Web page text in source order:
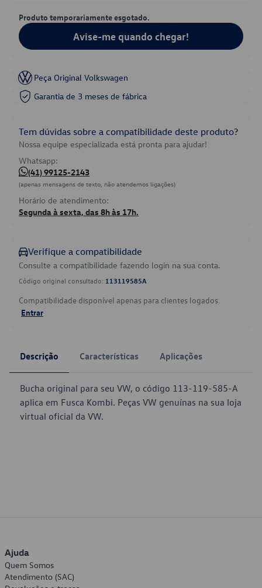
Produto temporariamente esgotado.
Avise-me quando chegar!
Peça Original Volkswagen
Garantia de 3 meses de fábrica
Tem dúvidas sobre a compatibilidade deste produto?
Nossa equipe especializada está pronta para ajudar!
Whatsapp:
(41) 99125-2143
(apenas mensagens de texto, não atendemos ligações)
Horário de atendimento:
Segunda à sexta, das 8h às 17h.
Verifique a compatibilidade
Consulte a compatibilidade fazendo login na sua conta.
Código original consultado: 113119585A
Compatibilidade disponível apenas para clientes logados.
Entrar
Descrição Características Aplicações
Bucha original para seu VW, o código 113-119-585-A
aplica em Fusca Kombi. Peças VW genuínas na sua loja
virtual oficial da VW.
Ajuda
Quem Somos
Atendimento (SAC)